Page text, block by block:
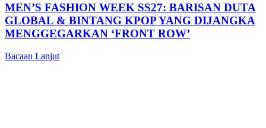
MEN’S FASHION WEEK SS27: BARISAN DUTA
GLOBAL & BINTANG KPOP YANG DIJANGKA
MENGGEGARKAN ‘FRONT ROW’
Bacaan Lanjut